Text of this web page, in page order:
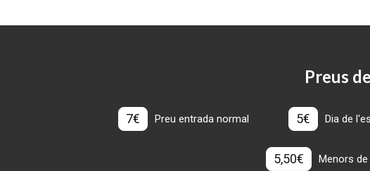
Preus
7€ Preu entrada normal 5€ Dia de
5,50€ Menors de